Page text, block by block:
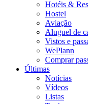
Hotéis &
Hostel
Aviação
Aluguel de
Vistos e
WePlann
Comprar
Últimas
Notícias
Vídeos
Listas